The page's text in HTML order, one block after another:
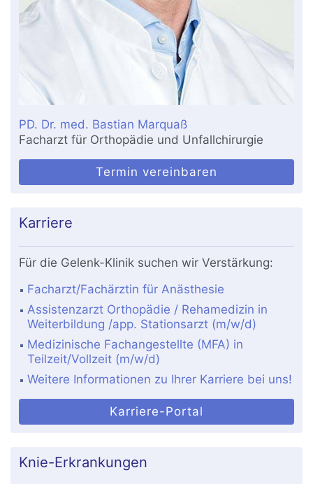
PD. Dr. med. Bastian Marquaß
Facharzt für Orthopädie und Unfallchirurgie
Termin vereinbaren
Karriere
Für die Gelenk-Klinik suchen wir Verstärkung:
Facharzt/Fachärztin für Anästhesie
Assistenzarzt Orthopädie / Rehamedizin in
Weiterbildung /app. Stationsarzt (m/w/d)
Medizinische Fachangestellte (MFA) in
Teilzeit/Vollzeit (m/w/d)
Weitere Informationen zu Ihrer Karriere bei uns!
Karriere-Portal
Knie-Erkrankungen